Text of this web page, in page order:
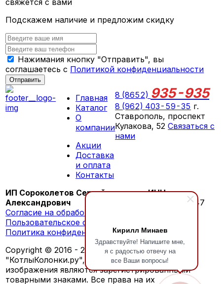
Кирилл Минаев
Здравствуйте! Напишите мне,
я с радостью отвечу на
все Ваши вопросы!
Подскажем наличие и предложим скидку
Нажимания кнопку "Отправить", вы
соглашаетесь с Политикой конфиденциальности
Отправить
Главная
Каталог
О
компании
Акции
Доставка
и оплата
Контакты
8 (8652) 935-935
8 (962) 403-59-35 г.
Ставрополь, проспект
Кулакова, 52Связаться с
нами
ИП Сороколетов Сергей
Александрович
ИНН:
260603276147
Согласие на обработку персональных данных
Пользовательское соглашение
Политика конфиденциальности
Copyright © 2016 - 2026 г. Обозначения
"КотлыКолонки.ру", "KotlyKolonki.ru", а также
изображения являются зарегистрированными
товарными знаками. Все права на их